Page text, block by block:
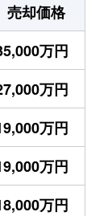
売却価格
万円
万円
万円
万円
万円